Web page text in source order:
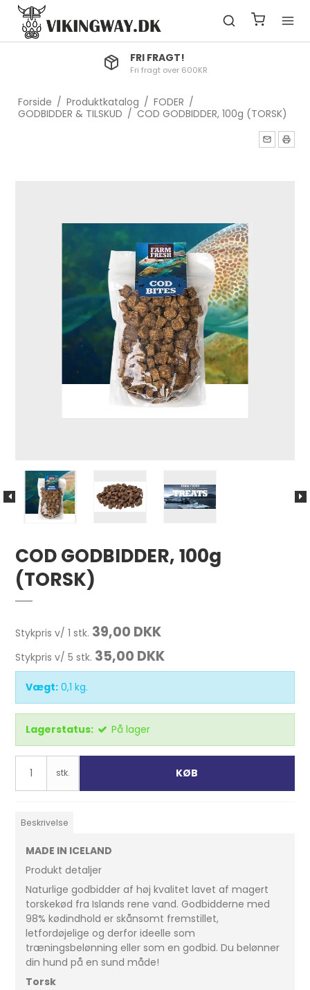
FRI FRAGT!
Fri fragt over 600KR
Forside / Produktkatalog / FODER /
GODBIDDER & TILSKUD / COD GODBIDDER, 100g (TORSK)
COD GODBIDDER, 100g
(TORSK)
Stykpris v/ 1 stk. 39,00 DKK
Stykpris v/ 5 stk. 35,00 DKK
Vægt: 0,1 kg.
Lagerstatus: På lager
stk. KØB
Beskrivelse
MADE IN ICELAND
Produkt detaljer
Naturlige godbidder af høj kvalitet lavet af magert
torskekød fra Islands rene vand. Godbidderne med
98% kødindhold er skånsomt fremstillet,
letfordøjelige og derfor ideelle som
træningsbelønning eller som en godbid. Du belønner
din hund på en sund måde!
Torsk